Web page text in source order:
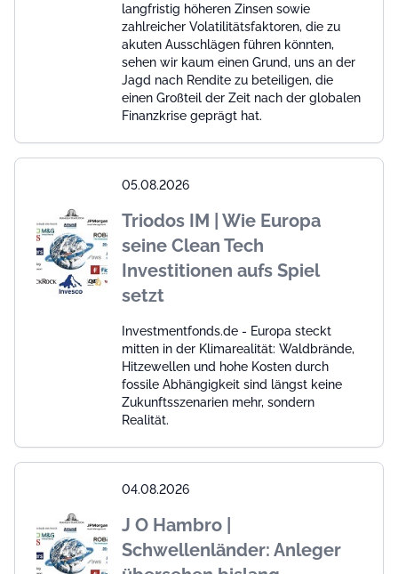
langfristig höheren Zinsen sowie
zahlreicher Volatilitätsfaktoren, die zu
akuten Ausschlägen führen könnten,
sehen wir kaum einen Grund, uns an der
Jagd nach Rendite zu beteiligen, die
einen Großteil der Zeit nach der globalen
Finanzkrise geprägt hat.
05.08.2026
Triodos IM | Wie Europa
seine Clean Tech
Investitionen aufs Spiel
setzt
Investmentfonds.de - Europa steckt
mitten in der Klimarealität: Waldbrände,
Hitzewellen und hohe Kosten durch
fossile Abhängigkeit sind längst keine
Zukunftsszenarien mehr, sondern
Realität.
04.08.2026
J O Hambro |
Schwellenländer: Anleger